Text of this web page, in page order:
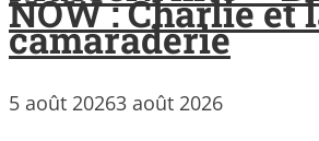
NOW : Charlie et
camaraderie
5 août 20263 août 2026